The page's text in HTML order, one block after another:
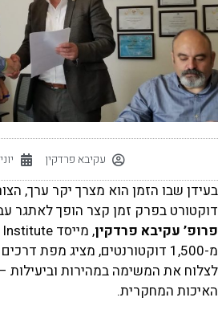
עקיבא פרדקין יוני 19, 2025
שבו הזמן הוא מצרך יקר ערך,
בפרק זמן קצר הופך לאתגר
עקיבא פרדקין
מ-1,500 דוקטורנטים, מציג מפת
את המשימה במהירות וביעילות
המחקרית.